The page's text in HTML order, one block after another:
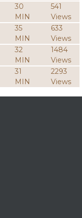
30
MIN
541
Views
35
MIN
633
Views
32
MIN
1484
Views
31
MIN
2293
Views